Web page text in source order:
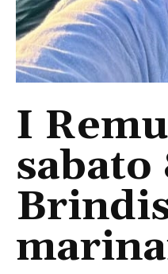
I
sabato